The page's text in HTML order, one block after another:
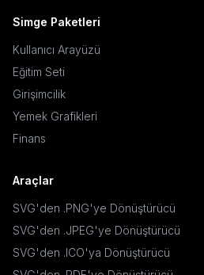
Simge Paketleri
Kullanıcı Arayüzü
Eğitim Seti
Girişimcilik
Yemek Grafikleri
Finans
Araçlar
SVG'den .PNG'ye Dönüştürücü
SVG'den .JPEG'ye Dönüştürücü
SVG'den .ICO'ya Dönüştürücü